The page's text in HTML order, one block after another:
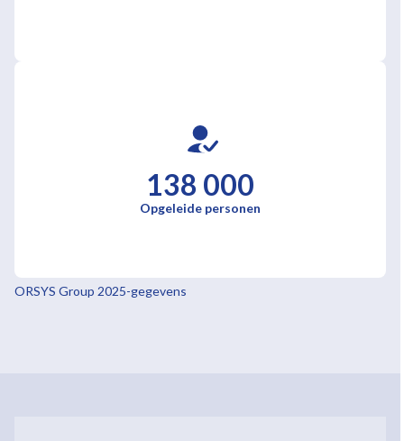
138 000
Opgeleide personen
ORSYS Group 2025-gegevens